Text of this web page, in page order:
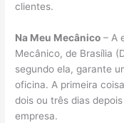
clientes.
Na Meu Mecânico – A
Mecânico, de Brasília
segundo ela, garante
oficina. A primeira
dois ou três dias
empresa.